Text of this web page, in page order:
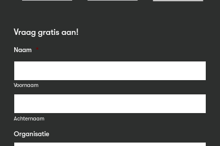
Vraag gratis aan!
Naam *
Voornaam
Achternaam
Organisatie